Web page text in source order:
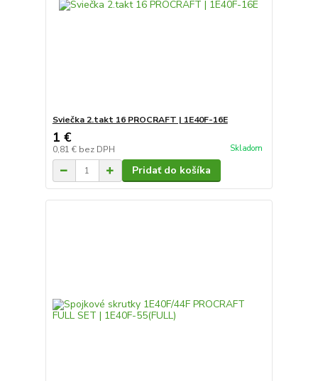
Sviečka 2.takt 16 PROCRAFT | 1E40F-16E
1 €
0,81 € bez DPH Skladom
Pridať do košíka